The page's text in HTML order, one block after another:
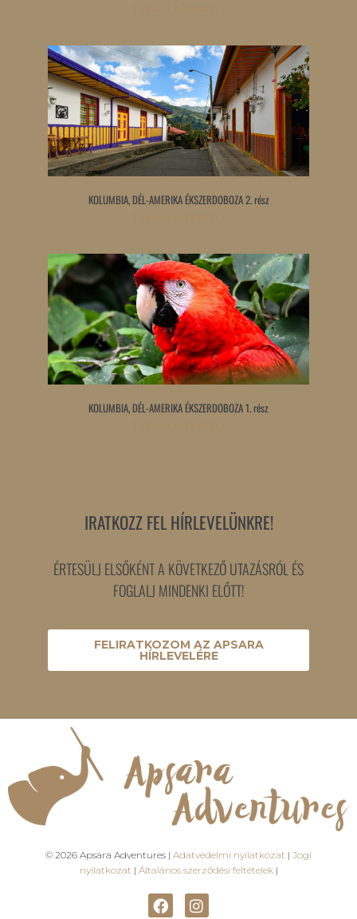
KOLUMBIA, DÉL-AMERIKA ÉKSZERDOBOZA 2. rész
KOLUMBIA, DÉL-AMERIKA ÉKSZERDOBOZA 1. rész
IRATKOZZ FEL HÍRLEVELÜNKRE!
ÉRTESÜLJ ELSŐKÉNT A KÖVETKEZŐ UTAZÁSRÓL ÉS
FOGLALJ MINDENKI ELŐTT!
FELIRATKOZOM AZ APSARA
HÍRLEVELÉRE
© 2026 Apsara Adventures | Adatvédelmi nyilatkozat | Jogi
nyilatkozat | Általános szerződési feltételek |